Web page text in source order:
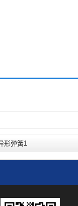
形弹簧1